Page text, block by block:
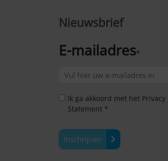
Nieuwsbrief
E-mailadres*
Ik ga akkoord met het Privacy
Statement *
Inschrijven